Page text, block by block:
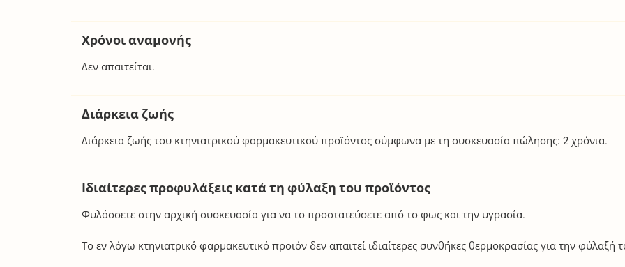
Χρόνοι αναμονής
Δεν απαιτείται.
Διάρκεια ζωής
Διάρκεια ζωής του κτηνιατρικού φαρμακευτικού προϊόντος σύμφωνα με τη συσκευασία πώλησης: 2 χρόνια.
Ιδιαίτερες προφυλάξεις κατά τη φύλαξη του προϊόντος
Φυλάσσετε στην αρχική συσκευασία για να το προστατεύσετε από το φως και την υγρασία.
Το εν λόγω κτηνιατρικό φαρμακευτικό προϊόν δεν απαιτεί ιδιαίτερες συνθήκες θερμοκρασίας για την φύλαξή